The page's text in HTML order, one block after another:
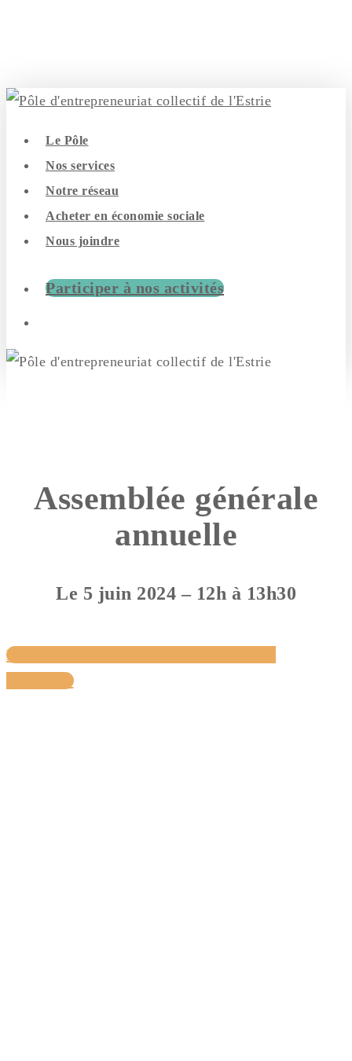
content
search
Menu
Le Pôle
Nos services
Notre réseau
Acheter en économie sociale
Nous joindre
Participer à nos activités
Assemblée générale
annuelle
Le 5 juin 2024 – 12h à 13h30
Période d'inscription terminée - Nous
contacter